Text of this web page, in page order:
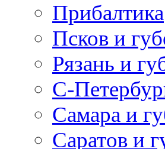
Прибалтика
Псков и
Рязань и
С-
Самара и
Саратов и